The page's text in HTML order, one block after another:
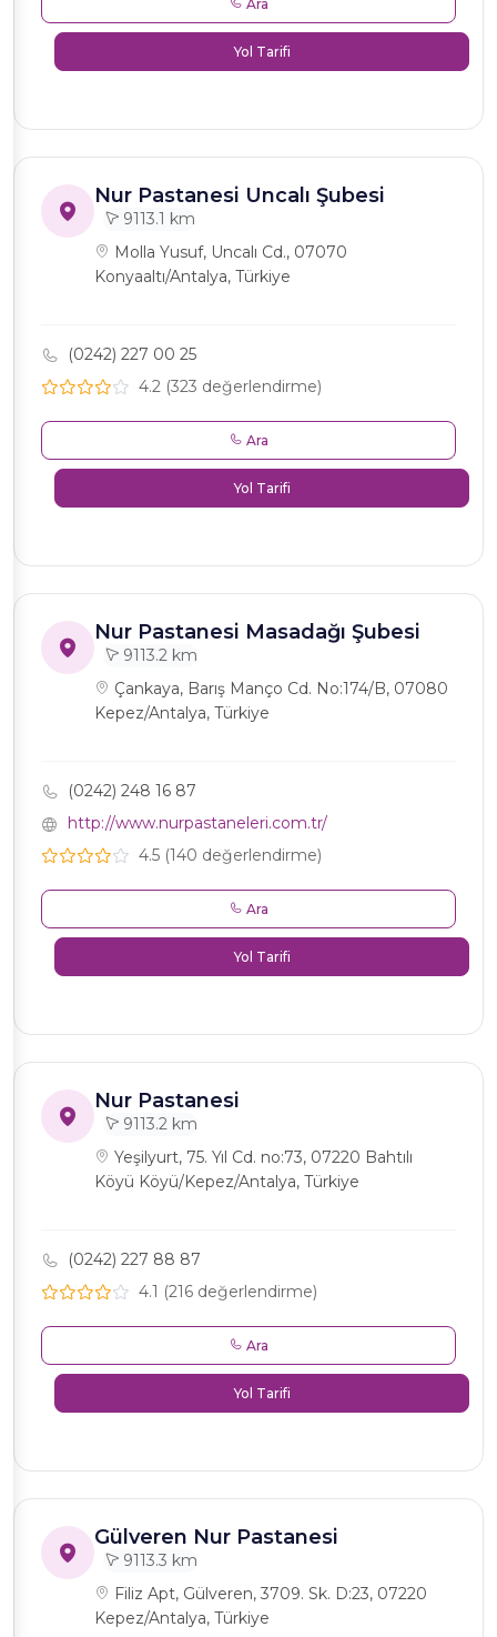
Ara
Yol Tarifi
Nur Pastanesi Uncalı Şubesi
9113.1 km
Molla Yusuf, Uncalı Cd., 07070
Konyaaltı/Antalya, Türkiye
(0242) 227 00 25
4.2 (323 değerlendirme)
Ara
Yol Tarifi
Nur Pastanesi Masadağı Şubesi
9113.2 km
Çankaya, Barış Manço Cd. No:174/B, 07080
Kepez/Antalya, Türkiye
(0242) 248 16 87
http://www.nurpastaneleri.com.tr/
4.5 (140 değerlendirme)
Ara
Yol Tarifi
Nur Pastanesi
9113.2 km
Yeşilyurt, 75. Yıl Cd. no:73, 07220 Bahtılı
Köyü Köyü/Kepez/Antalya, Türkiye
(0242) 227 88 87
4.1 (216 değerlendirme)
Ara
Yol Tarifi
Gülveren Nur Pastanesi
9113.3 km
Filiz Apt, Gülveren, 3709. Sk. D:23, 07220
Kepez/Antalya, Türkiye